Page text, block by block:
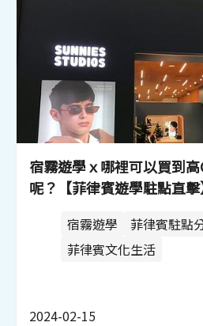
宿霧遊學ｘ哪裡可以買到
呢？【菲律賓遊學駐點直
宿霧遊學
菲律賓駐點
菲律賓文化生活
2024-02-15